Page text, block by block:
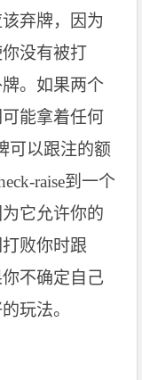
弃牌，因为
没有被打
。如果两个
能拿着任何
可以跟注的额
raise到一个
它允许你的
败你时跟
不确定自己
玩法。